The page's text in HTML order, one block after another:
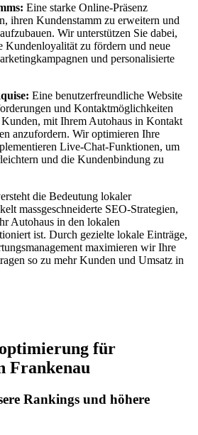
Eine starke Online-Präsenz
ihren Kundenstamm zu erweitern und
Wir unterstützen Sie dabei,
Kundenloyalität zu fördern und neue
und personalisierte
Eine benutzerfreundliche Website
und Kontaktmöglichkeiten
mit Ihrem Autohaus in Kontakt
anzufordern. Wir optimieren Ihre
Live-Chat-Funktionen, um
und die Kundenbindung zu
die Bedeutung lokaler
massgeschneiderte SEO-Strategien,
Autohaus in den lokalen
ist. Durch gezielte lokale Einträge,
maximieren wir Ihre
so zu mehr Kunden und Umsatz in
für
Frankenau
Rankings und höhere